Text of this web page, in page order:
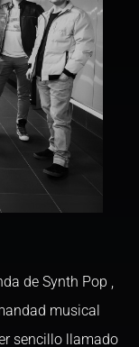
de Synth Pop ,
musical
sencillo llamado